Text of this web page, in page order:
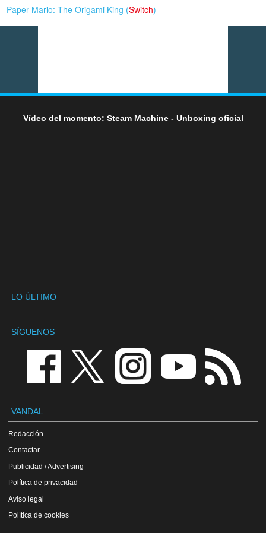
Paper Mario: The Origami King (Switch)
Vídeo del momento: Steam Machine - Unboxing oficial
LO ÚLTIMO
SÍGUENOS
VANDAL
Redacción
Contactar
Publicidad / Advertising
Política de privacidad
Aviso legal
Política de cookies